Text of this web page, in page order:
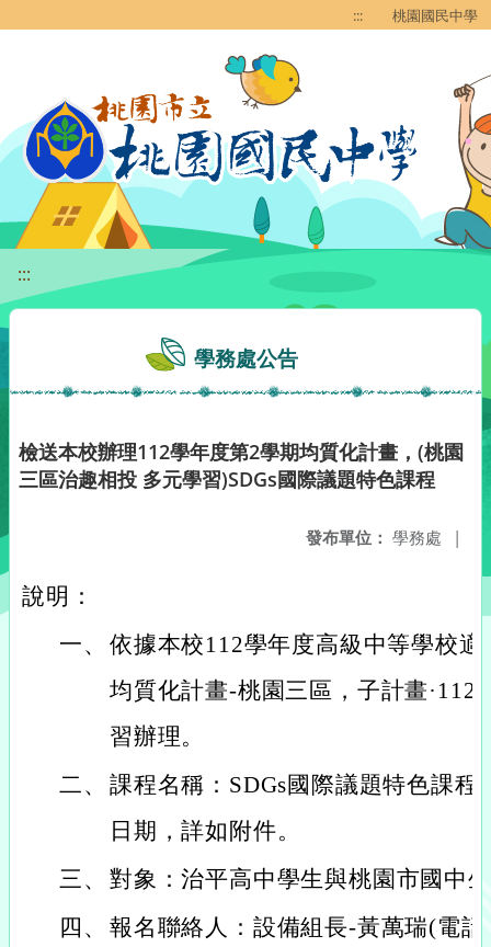
::: 桃園國民中學
:::
學務處公告
檢送本校辦理112學年度第2學期均質化計畫，(桃園
三區治趣相投 多元學習)SDGs國際議題特色課程
發布單位： 學務處 |
說明：
一、 依據本校112學年度高級中等學校
均質化計畫-桃園三區，子計畫
習辦理。
二、 課程名稱：SDGs國際議題特色課程
日期，詳如附件。
三、 對象：治平高中學生與桃園市國中
四、 報名聯絡人：設備組長-黃萬瑞(電